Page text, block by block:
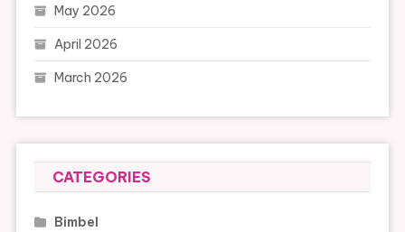
May 2026
April 2026
March 2026
CATEGORIES
Bimbel